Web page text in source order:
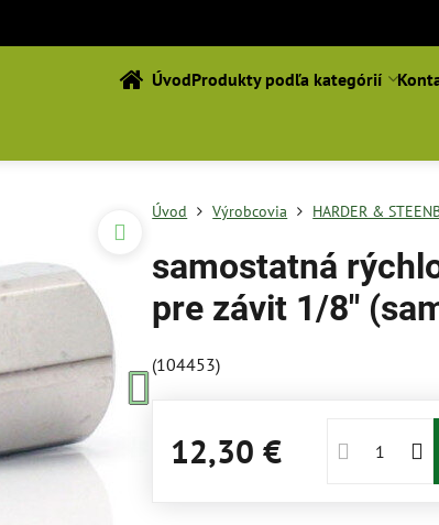
ÚvodProdukty podľa kategórií
Úvod Výrobcovia HARDER &
samostatná
pre závit 1/8"
(104453)
12,30 €